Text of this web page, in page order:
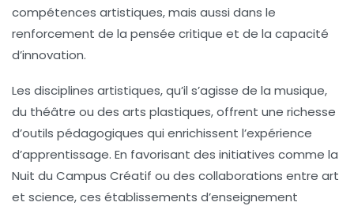
compétences artistiques, mais aussi dans le
renforcement de la pensée critique et de la capacité
d’innovation.
Les disciplines artistiques, qu’il s’agisse de la musique,
du théâtre ou des arts plastiques, offrent une richesse
d’outils pédagogiques qui enrichissent l’expérience
d’apprentissage. En favorisant des initiatives comme la
Nuit du Campus Créatif ou des collaborations entre art
et science, ces établissements d’enseignement